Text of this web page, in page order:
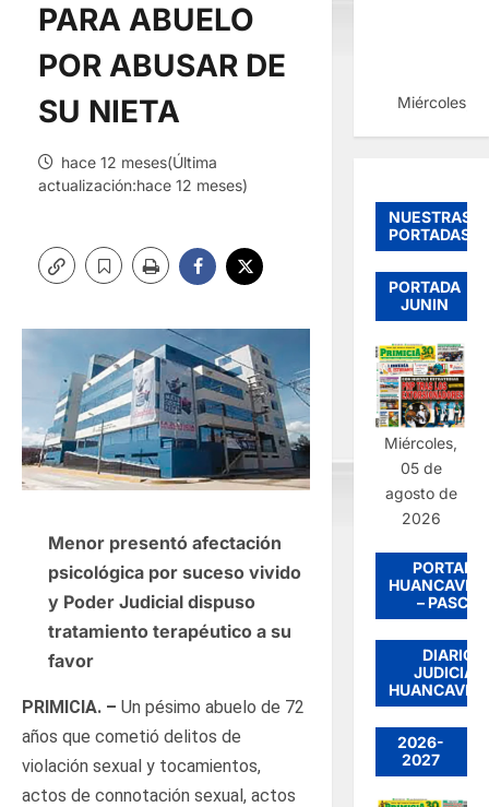
PARA ABUELO
POR ABUSAR DE
SU NIETA
hace 12 meses(Última
actualización:hace 12 meses)
Menor presentó afectación
psicológica por suceso vivido
y Poder Judicial dispuso
tratamiento terapéutico a su
favor
PRIMICIA. – Un pésimo abuelo de 72
años que cometió delitos de
violación sexual y tocamientos,
actos de connotación sexual, actos
Miércoles,
NUESTRAS
PORTADAS
PORTADA
JUNIN
Miércoles,
05 de
agosto de
2026
PORTADA
– PASCO
DIARIO
JUDICIAL
2026-
2027